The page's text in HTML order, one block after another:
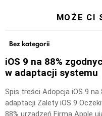
MOŻE CI
Bez kategorii
iOS 9 na 88%
w adaptacji systemu
Spis treści Adopcja iOS 9
adaptacji Zalety iOS 9
88% urządzeń Firma Apple